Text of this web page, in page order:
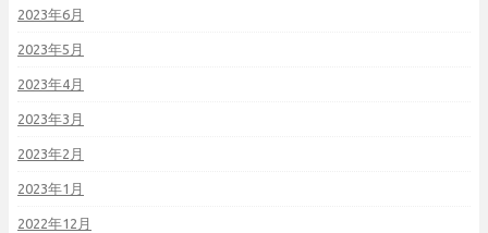
2023年6月
2023年5月
2023年4月
2023年3月
2023年2月
2023年1月
2022年12月